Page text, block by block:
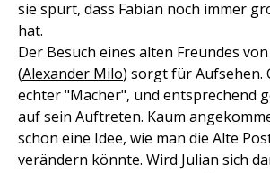
sie spürt, dass Fabian noch immer
hat.
Der Besuch eines alten Freundes
(Alexander Milo) sorgt für Aufsehen.
echter "Macher", und entsprechend
auf sein Auftreten. Kaum
schon eine Idee, wie man die Alte
verändern könnte. Wird Julian sich